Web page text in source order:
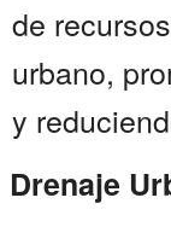
de
urbano,
y
Drenaje